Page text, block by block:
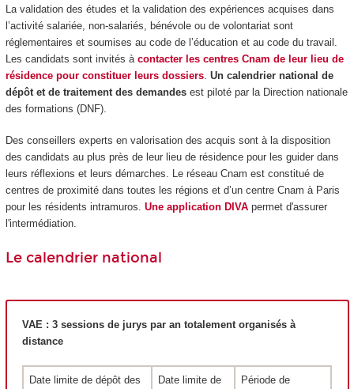
La validation des études et la validation des expériences acquises dans
l’activité salariée, non-salariés, bénévole ou de volontariat sont
réglementaires et soumises au code de l’éducation et au code du travail.
Les candidats sont invités à contacter les centres Cnam de leur lieu de
résidence pour constituer leurs dossiers. Un calendrier national de
dépôt et de traitement des demandesest piloté par la Direction nationale
des formations (DNF).
Des conseillers experts en valorisation des acquis sont à la disposition
des candidats au plus près de leur lieu de résidence pour les guider dans
leurs réflexions et leurs démarches. Le réseau Cnam est constitué de
centres de proximité dans toutes les régions et d’un centre Cnam à Paris
pour les résidents intramuros. Une application DIVA permet d'assurer
l'intermédiation.
Le calendrier national
VAE : 3 sessions de jurys par an totalement organisés à
distance
Date limite de dépôt des
Date limite de
Période de